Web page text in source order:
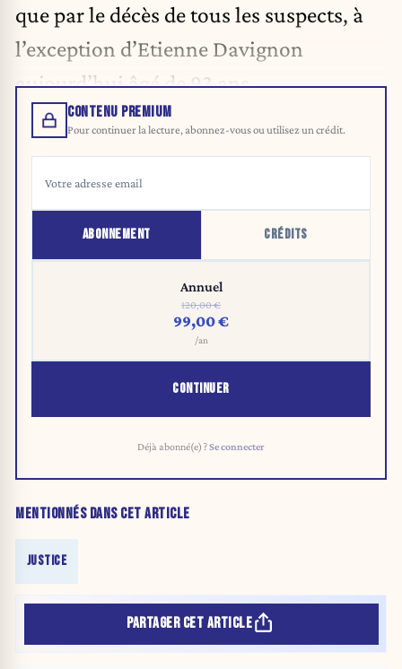
que par le décès de tous les suspects, à
l’exception d’Etienne Davignon
aujourd’hui âgé de 93 ans.
CONTENU PREMIUM
Pour continuer la lecture, abonnez-vous ou utilisez un crédit.
ABONNEMENT CRÉDITS
Annuel
120,00 €
99,00 €
/an
CONTINUER
Déjà abonné(e) ?Se connecter
MENTIONNÉS DANS CET ARTICLE
JUSTICE
PARTAGER CET ARTICLE